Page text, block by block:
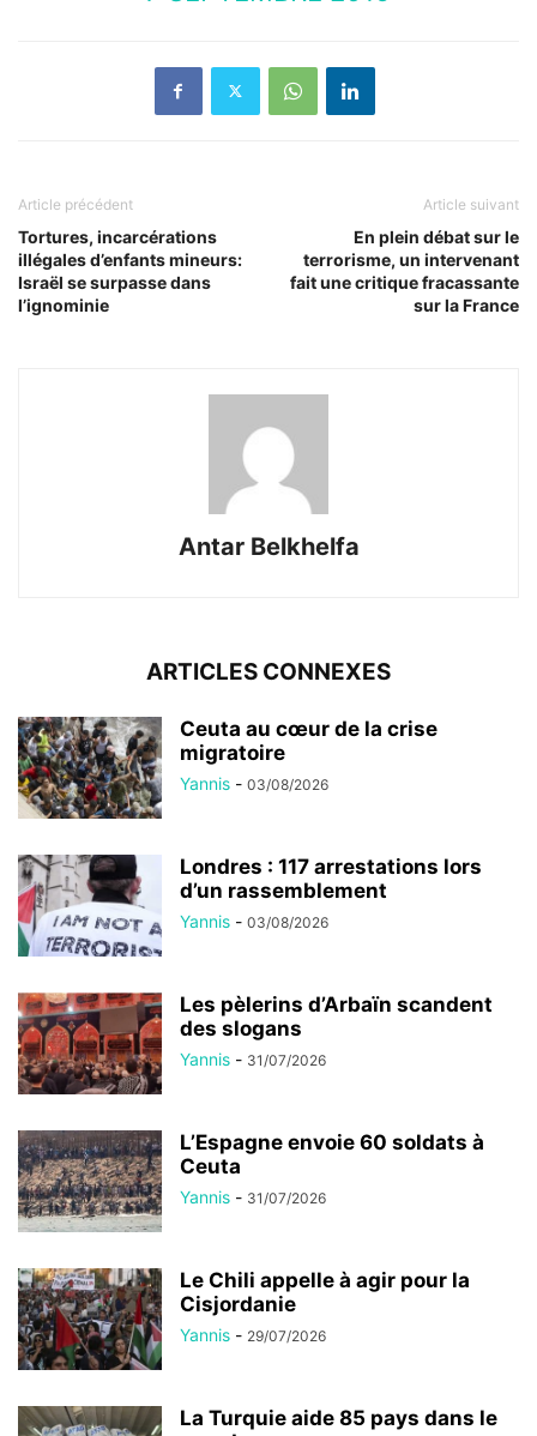
Article précédent
Tortures, incarcérations
illégales d’enfants mineurs:
Israël se surpasse dans
l’ignominie
Article suivant
En plein débat sur le
terrorisme, un intervenant
fait une critique fracassante
sur la France
Antar Belkhelfa
ARTICLES CONNEXES
Ceuta au cœur de la crise
migratoire
Yannis - 03/08/2026
Londres : 117 arrestations lors
d’un rassemblement
Yannis - 03/08/2026
Les pèlerins d’Arbaïn scandent
des slogans
Yannis - 31/07/2026
L’Espagne envoie 60 soldats à
Ceuta
Yannis - 31/07/2026
Le Chili appelle à agir pour la
Cisjordanie
Yannis - 29/07/2026
La Turquie aide 85 pays dans le